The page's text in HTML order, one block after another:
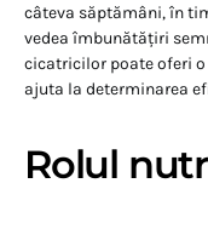
câteva săptămâni, în
vedea îmbunătățiri
cicatricilor poate oferi
ajuta la determinarea
Rolul